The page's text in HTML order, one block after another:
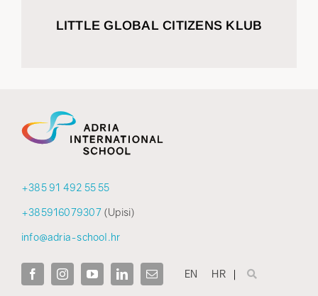
LITTLE GLOBAL CITIZENS KLUB
+385 91 492 55 55
+385916079307(Upisi)
info@adria-school.hr
EN HR